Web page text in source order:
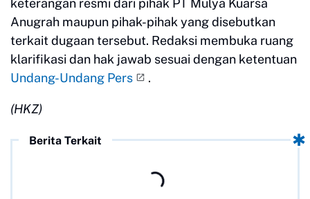
keterangan resmi dari pihak PT Mulya Kuarsa
Anugrah maupun pihak-pihak yang disebutkan
terkait dugaan tersebut. Redaksi membuka ruang
klarifikasi dan hak jawab sesuai dengan ketentuan
Undang-Undang Pers
.
(HKZ)
Berita Terkait